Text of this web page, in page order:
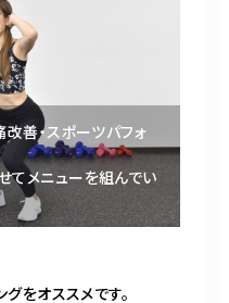
改善・スポーツパフォ
てメニューを組んでい
をオススメです。